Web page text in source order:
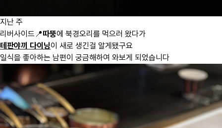
지난 주
리버사이드📍따뚱에 북경오리를 먹으러 왔다가
테판야끼 다이닝이 새로 생긴걸 알게됐구요
일식을 좋아하는 남편이 궁금해하여 와보게 되었습니다